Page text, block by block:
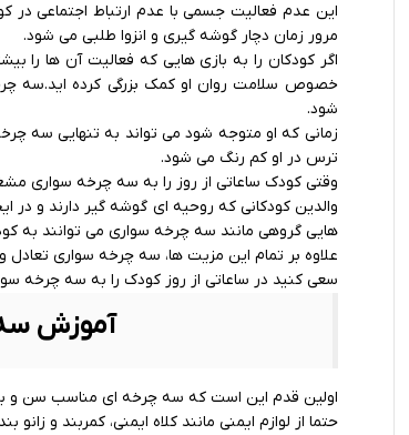
این عدم فعالیت جسمی با عدم ارتباط اجتماعی در
مرور زمان دچار گوشه گیری و انزوا طلبی می شود.
اگر کودکان را به بازی هایی که فعالیت آن ها را
خصوص سلامت روان او کمک بزرگی کرده اید.سه
شود.
زمانی که او متوجه شود می تواند به تنهایی سه
ترس در او کم رنگ می شود.
وقتی کودک ساعاتی از روز را به سه چرخه سواری
والدین کودکانی که روحیه ای گوشه گیر دارند و در
هایی گروهی مانند سه چرخه سواری می توانند به
علاوه بر تمام این مزیت ها، سه چرخه سواری
سعی کنید در ساعاتی از روز کودک را به سه چرخه
آموزش
اولین قدم این است که سه چرخه ای مناسب سن و
حتما از لوازم ایمنی مانند کلاه ایمنی، کمربند و زانو